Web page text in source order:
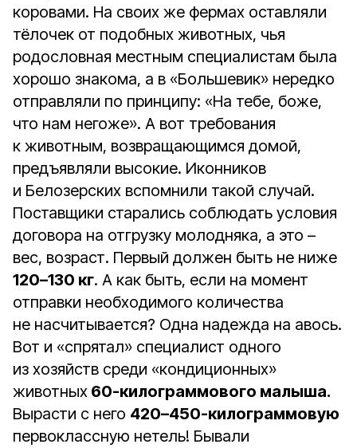
коровами. На своих же фермах оставляли
тёлочек от подобных животных, чья
родословная местным специалистам была
хорошо знакома, а в «Большевик» нередко
отправляли по принципу: «На тебе, боже,
что нам негоже». А вот требования
к животным, возвращающимся домой,
предъявляли высокие. Иконников
и Белозерских вспомнили такой случай.
Поставщики старались соблюдать условия
договора на отгрузку молодняка, а это –
вес, возраст. Первый должен быть не ниже
120–130 кг. А как быть, если на момент
отправки необходимого количества
не насчитывается? Одна надежда на авось.
Вот и «спрятал» специалист одного
из хозяйств среди «кондиционных»
животных 60-килограммового малыша.
Вырасти с него 420–450-килограммовую
первоклассную нетель! Бывали